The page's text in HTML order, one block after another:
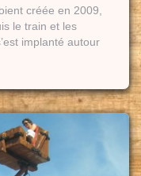
créée en 2009,
le train et les
implanté autour